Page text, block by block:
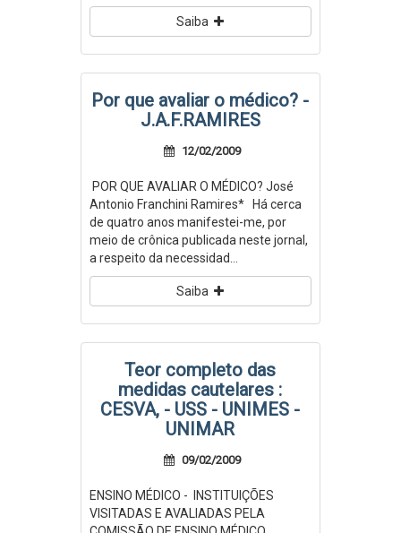
Saiba
Por que avaliar o médico? -
J.A.F.RAMIRES
12/02/2009
POR QUE AVALIAR O MÉDICO? José
Antonio Franchini Ramires* Há cerca
de quatro anos manifestei-me, por
meio de crônica publicada neste jornal,
a respeito da necessidad...
Saiba
Teor completo das
medidas cautelares :
CESVA, - USS - UNIMES -
UNIMAR
09/02/2009
ENSINO MÉDICO - INSTITUIÇÕES
VISITADAS E AVALIADAS PELA